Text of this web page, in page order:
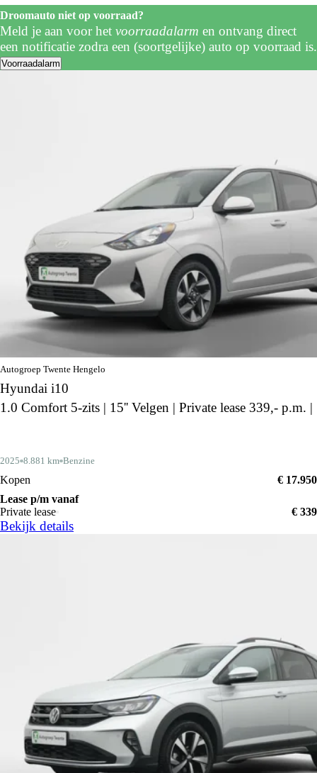
Droomauto niet op voorraad?
Meld je aan voor het voorraadalarm en ontvang direct
een notificatie zodra een (soortgelijke) auto op voorraad is.
Voorraadalarm
Autogroep Twente Hengelo
Hyundai i10
1.0 Comfort 5-zits | 15'' Velgen | Private lease 339,- p.m. |
2025 8.881 km Benzine
Kopen
€ 17.950
Lease p/m vanaf
Private lease
€ 339
Bekijk details